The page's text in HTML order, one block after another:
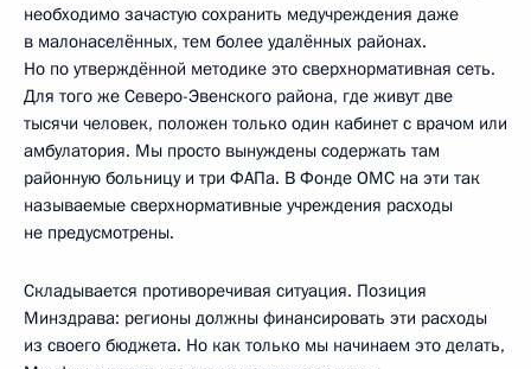
необходимо зачастую сохранить медучреждения даже
в малонаселённых, тем более удалённых районах.
Но по утверждённой методике это сверхнормативная сеть.
Для того же Северо-Эвенского района, где живут две
тысячи человек, положен только один кабинет с врачом или
амбулатория. Мы просто вынуждены содержать там
районную больницу и три ФАПа. В Фонде ОМС на эти так
называемые сверхнормативные учреждения расходы
не предусмотрены.
Складывается противоречивая ситуация. Позиция
Минздрава: регионы должны финансировать эти расходы
из своего бюджета. Но как только мы начинаем это делать,